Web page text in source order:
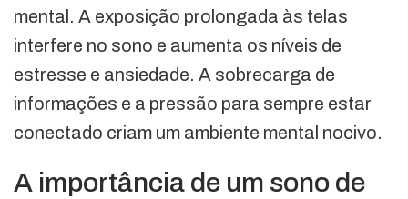
mental. A exposição prolongada às telas
interfere no sono e aumenta os níveis de
estresse e ansiedade. A sobrecarga de
informações e a pressão para sempre estar
conectado criam um ambiente mental nocivo.
A importância de um sono de